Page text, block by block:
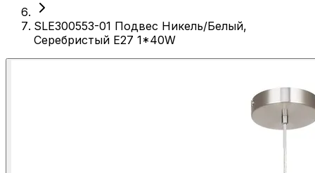
SLE300553-01 Подвес Никель/Белый,
Серебристый E27 1*40W